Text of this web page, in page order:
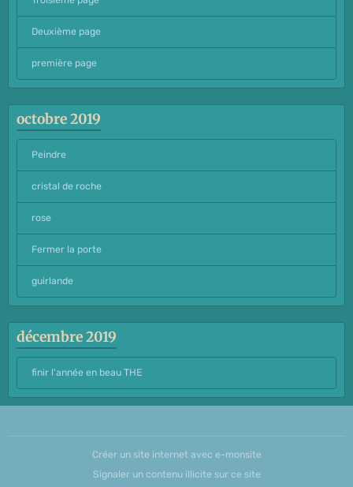
Deuxième page
première page
octobre 2019
Peindre
cristal de roche
rose
Fermer la porte
guirlande
décembre 2019
finir l'année en beau THE
Créer un site internet avec e-monsite
Signaler un contenu illicite sur ce site